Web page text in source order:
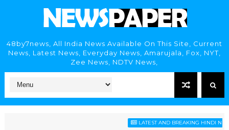
48by7news, All India News Available On This Site, Current
News, Latest News, Everyday News, Amarujala, Fox, NYT,
Zee News, NDTV News,
LATEST AND BREAKING HINDI NEWS